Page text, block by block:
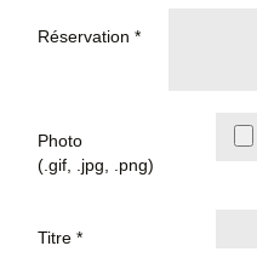
Réservation *
Photo
(.gif, .jpg, .png)
Titre *